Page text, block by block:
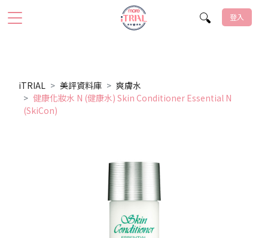
登入
iTRIAL 美評資料庫
爽膚水
健康化妝水 N (健康水) Skin Conditioner Essential N
(SkiCon)